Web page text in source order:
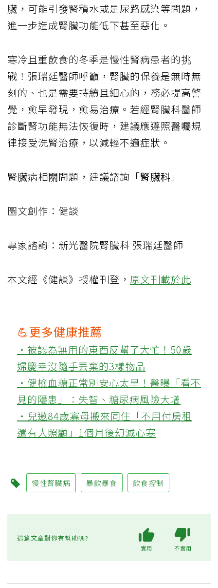
臟，可能引發腎積水或是尿路感染等問題，
進一步造成腎臟功能低下甚至惡化。
寒冷且重飲食的冬季是慢性腎病患者的挑
戰！張瑞廷醫師呼籲，腎臟的保養是無時無
刻的、也是需要持續且細心的，務必提高警
覺，愈早發現，愈易治療。若經腎臟科醫師
診斷腎功能無法恢復時，建議應遵照醫囑規
律接受洗腎治療，以減輕不適症狀。
腎臟病相關問題，建議諮詢「腎臟科 」
圖文創作：健談
專家諮詢：新光醫院腎臟科 張瑞廷醫師
本文經《健談》授權刊登， 原文刊載於此
💪更多健康推薦
‧被認為無用的東西反幫了大忙！50歲
婦慶幸沒隨手丟棄的3樣物品
‧健檢血糖正常別安心太早！醫曝「看不
見的隱患」：失智、糖尿病風險大增
‧兒邀84歲寡母搬來同住「不用付房租
還有人照顧」1個月後幻滅心寒
慢性腎臟病 暴飲暴食 飲食控制
這篇文章對你有幫助嗎?
實用 不實用